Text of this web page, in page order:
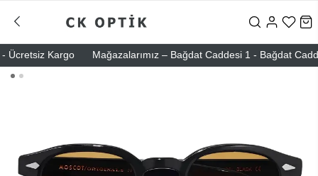
Kargo Mağazalarımız – Bağdat Caddesi 1 - Bağdat